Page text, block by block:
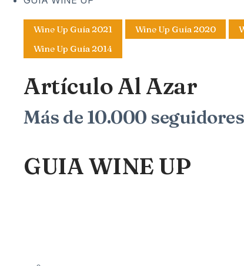
Wine Up Guía 2021 Wine Up Guía 2020
Wine Up Guía 2014
Artículo Al Azar
Más de 10.000
GUIA WINE UP